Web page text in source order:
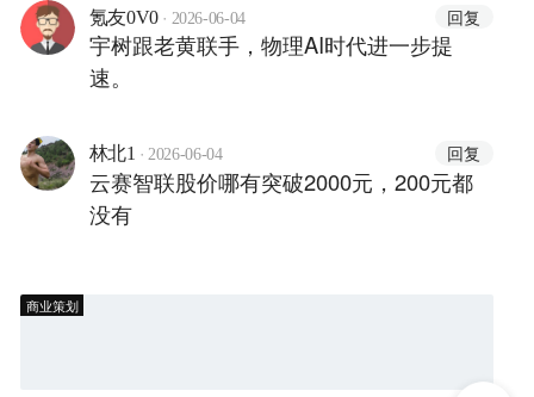
氪友0V0 · 2026-06-04 回复
宇树跟老黄联手，物理AI时代进一步提
速。
林北1 · 2026-06-04 回复
云赛智联股价哪有突破2000元，200元都
没有
商业策划